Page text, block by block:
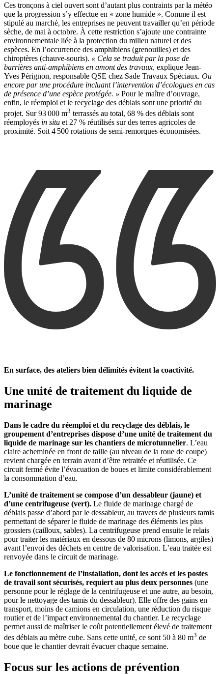
Ces tronçons à ciel ouvert sont d’autant plus contraints par la météo
que la progression s’y effectue en « zone humide ». Comme il est
stipulé au marché, les entreprises ne peuvent travailler qu’en période
sèche, de mai à octobre. À cette restriction s’ajoute une contrainte
environnementale liée à la protection du milieu naturel et des
espèces. En l’occurrence des amphibiens (grenouilles) et des
chiroptères (chauve-souris). « Cela se traduit par la pose de
barrières anti-amphibiens en amont des travaux, explique Jean-
Yves Pérignon, responsable QSE chez Sade Travaux Spéciaux. Ou
encore par une procédure incluant l’intervention d’écologues en cas
de présence d’une espèce protégée. » Pour le maître d’ouvrage,
enfin, le réemploi et le recyclage des déblais sont une priorité du
projet. Sur 93 000 m3 terrassés au total, 68 % des déblais sont
réemployés in situ et 27 % réutilisés sur des terres agricoles de
proximité. Soit 4 500 rotations de semi-remorques économisées.
En surface, des ateliers bien délimités évitent la coactivité.
Une unité de traitement du liquide de
marinage
Dans le cadre du réemploi et du recyclage des déblais, le
groupement d’entreprises dispose d’une unité de traitement du
liquide de marinage sur les chantiers de microtunnelier. L’eau
claire acheminée en front de taille (au niveau de la roue de coupe)
revient chargée en terrain avant d’être retraitée et réutilisée. Ce
circuit fermé évite l’évacuation de boues et limite considérablement
la consommation d’eau.
L’unité de traitement se compose d’un dessableur (jaune) et
d’une centrifugeuse (vert). Le fluide de marinage chargé de
déblais passe d’abord par le dessableur, au travers de plusieurs tamis
permettant de séparer le fluide de marinage des éléments les plus
grossiers (cailloux, sables). La centrifugeuse prend ensuite le relais
pour traiter les matériaux en dessous de 80 microns (limons, argiles)
avant l’envoi des déchets en centre de valorisation. L’eau traitée est
renvoyée dans le circuit de marinage.
Le fonctionnement de l’installation, dont les accès et les postes
de travail sont sécurisés, requiert au plus deux personnes (une
personne pour le réglage de la centrifugeuse et une autre, au besoin,
pour le nettoyage des tamis du dessableur). Elle offre des gains en
transport, moins de camions en circulation, une réduction du risque
routier et de l’impact environnemental du chantier. Le recyclage
permet aussi de maîtriser le coût potentiellement élevé de traitement
des déblais au mètre cube. Sans cette unité, ce sont 50 à 80 m3 de
boue que le chantier devrait évacuer chaque semaine.
Focus sur les actions de prévention